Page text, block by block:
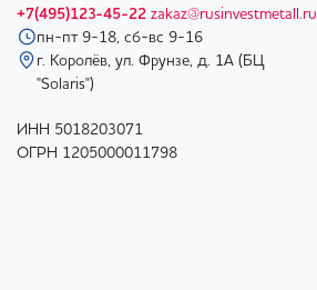
+7(495)123-45-22 zakaz@rusinvestmetall.ru
пн-пт 9-18, сб-вс 9-16
г. Королёв, ул. Фрунзе, д. 1А (БЦ
"Solaris")
ИНН 5018203071
ОГРН 1205000011798